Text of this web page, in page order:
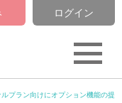
ログイン
プラン向けにオプション機能の提